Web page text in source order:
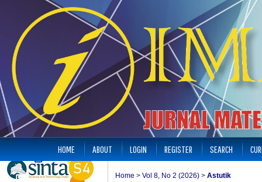
HOME ABOUT LOGIN REGISTER SEARCH
Home > Vol 8, No 2 (2026) > Astutik